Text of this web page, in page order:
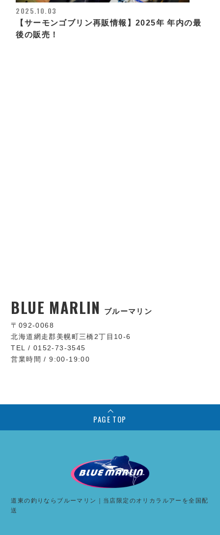
2025.10.03
【サーモンゴブリン再販情報】2025年 年内の最
後の販売！
BLUE MARLIN ブルーマリン
〒092-0068
北海道網走郡美幌町三橋2丁目10-6
TEL / 0152-73-3545
営業時間 / 9:00-19:00
PAGE TOP
道東の釣りならブルーマリン｜当店限定のオリカラルアーを全国配
送